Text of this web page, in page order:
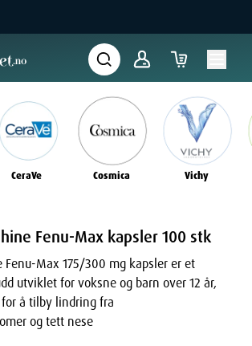
CeraVe Cosmica Vichy
Fenu-Max kapsler 100 stk
Fenu-Max 175/300 mg kapsler er et
utviklet for voksne og barn over 12 år,
å tilby lindring fra
og tett nese